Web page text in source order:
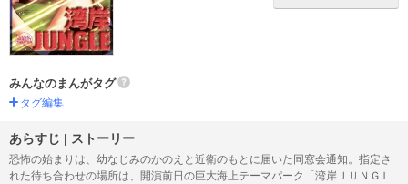
みんなのまんがタグ
タグ編集
あらすじ | ストーリー
恐怖の始まりは、幼なじみのかのえと近衛のもとに届いた同窓会通知。指定さ
れた待ち合わせの場所は、開演前日の巨大海上テーマパーク「湾岸ＪＵＮＧＬ